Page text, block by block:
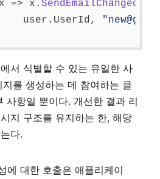
x
=> x .
user . UserId,
서 식별할 수 있는 유일한 사
를 생성하는 데 참여하는 클
사항일 뿐이다. 개선한 결과 리
지 구조를 유지하는 한, 해당
다.
에 대한 호출은 애플리케이